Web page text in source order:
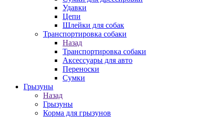
Удавки
Цепи
Шлейки для собак
Транспортировка собаки
Назад
Транспортировка собаки
Аксессуары для авто
Переноски
Сумки
Грызуны
Назад
Грызуны
Корма для грызунов